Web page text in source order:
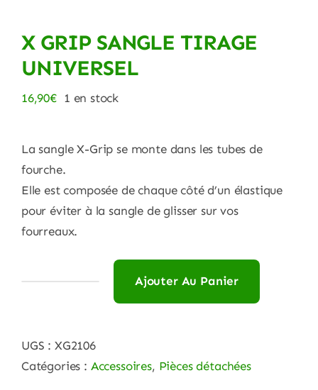
X GRIP SANGLE TIRAGE
UNIVERSEL
16,90€ 1 en stock
La sangle X-Grip se monte dans les tubes de
fourche.
Elle estcomposée de chaquecôtéd’un élastique
pour éviter à la sangle de glisser sur vos
fourreaux.
GRIP
SANGLE
Ajouter Au Panier
UGS : XG2106
Catégories : Accessoires, Pièces détachées